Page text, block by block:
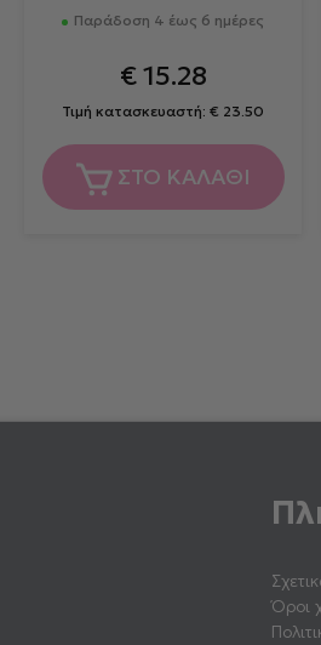
Παράδοση 4 έως 6 ημέρες
€15.28
Τιμή κατασκευαστή: € 23.50
ΣΤΟ ΚΑΛΑΘΙ
Όροι